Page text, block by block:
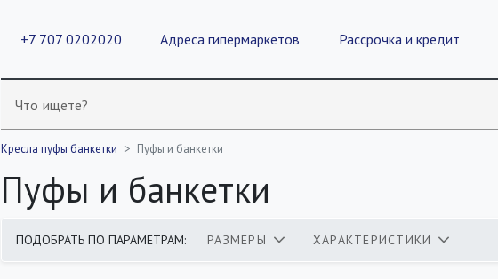
+7 707 0202020 Адреса гипермаркетов Рассрочка и кредит
Что ищете?
Кресла пуфы банкетки Пуфы и банкетки
Пуфы и банкетки
ПОДОБРАТЬ ПО ПАРАМЕТРАМ: РАЗМЕРЫ ХАРАКТЕРИСТИКИ